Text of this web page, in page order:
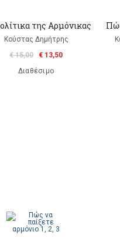
της Αρμόνικας
Κούστας Δημήτρης
€ 15,00
€ 13,50
Διαθέσιμο